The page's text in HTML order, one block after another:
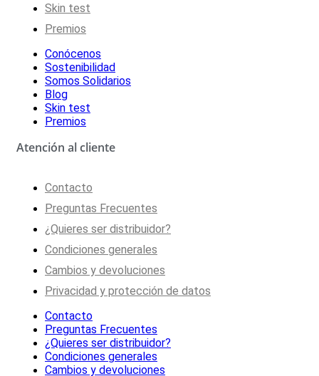
Skin test
Premios
Conócenos
Sostenibilidad
Somos Solidarios
Blog
Skin test
Premios
Atención al cliente
Contacto
Preguntas Frecuentes
¿Quieres ser distribuidor?
Condiciones generales
Cambios y devoluciones
Privacidad y protección de datos
Contacto
Preguntas Frecuentes
¿Quieres ser distribuidor?
Condiciones generales
Cambios y devoluciones